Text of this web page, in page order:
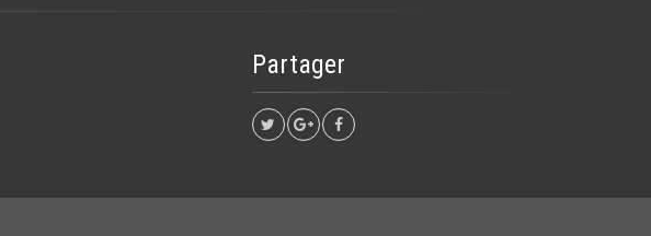
Partager